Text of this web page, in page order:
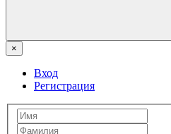
×
Вход
Регистрация